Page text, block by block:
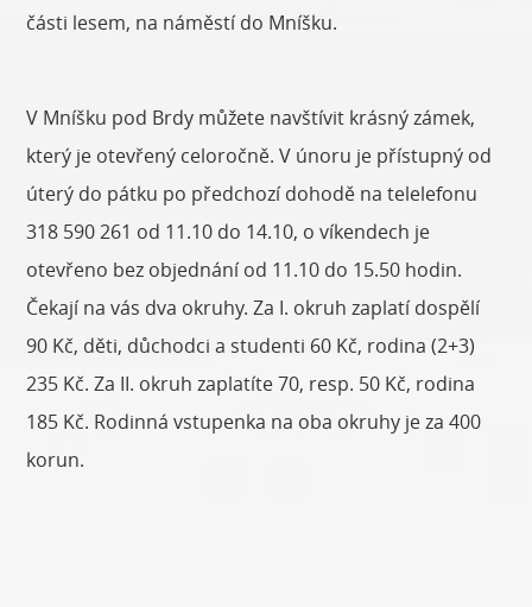
části lesem, na náměstí do Mníšku.
V Mníšku pod Brdy můžete navštívit krásný zámek,
který je otevřený celoročně. V únoru je přístupný od
úterý do pátku po předchozí dohodě na telelefonu
318 590 261 od 11.10 do 14.10, o víkendech je
otevřeno bez objednání od 11.10 do 15.50 hodin.
Čekají na vás dva okruhy. Za I. okruh zaplatí dospělí
90 Kč, děti, důchodci a studenti 60 Kč, rodina (2+3)
235 Kč. Za II. okruh zaplatíte 70, resp. 50 Kč, rodina
185 Kč. Rodinná vstupenka na oba okruhy je za 400
korun.